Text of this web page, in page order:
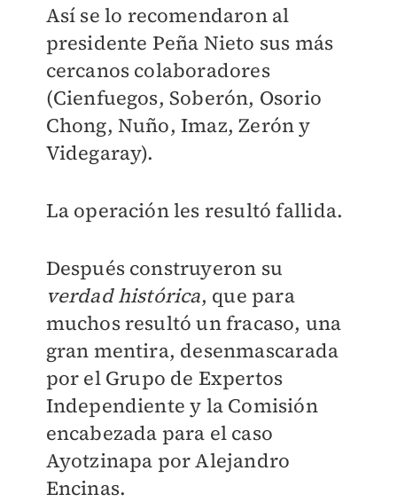
Así se lo recomendaron al
presidente Peña Nieto sus más
cercanos colaboradores
(Cienfuegos, Soberón, Osorio
Chong, Nuño, Imaz, Zerón y
Videgaray).
La operación les resultó fallida.
Después construyeron su
verdad histórica, que para
muchos resultó un fracaso, una
gran mentira, desenmascarada
por el Grupo de Expertos
Independiente y la Comisión
encabezada para el caso
Ayotzinapa por Alejandro
Encinas.